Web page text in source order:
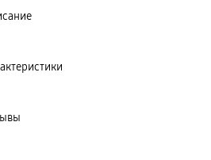
для планшетов